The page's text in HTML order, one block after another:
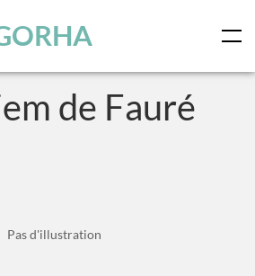
de Fauré
Pas d'illustration